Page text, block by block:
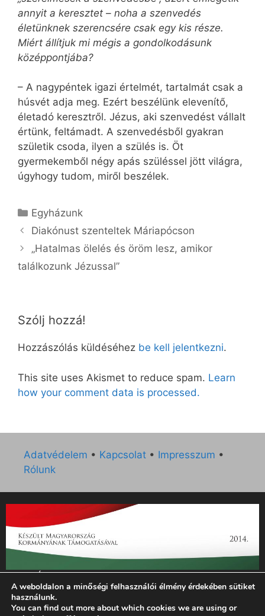
annyit a keresztet – noha a szenvedés
életünknek szerencsére csak egy kis része.
Miért állítjuk mi mégis a gondolkodásunk
középpontjába?
– A nagypéntek igazi értelmét, tartalmát csak a
húsvét adja meg. Ezért beszélünk elevenítő,
életadó keresztről. Jézus, aki szenvedést vállalt
értünk, feltámadt. A szenvedésből gyakran
születik csoda, ilyen a szülés is. Öt
gyermekemből négy apás szüléssel jött világra,
úgyhogy tudom, miről beszélek.
Kategória
Egyházunk
Diakónust szenteltek Máriapócson
„Hatalmas ölelés és öröm lesz, amikor
találkozunk Jézussal”
Szólj hozzá!
Hozzászólás küldéséhez be kell jelentkezni.
This site uses Akismet to reduce spam. Learn
how your comment data is processed.
Adatvédelem • Kapcsolat • Impresszum •
Rólunk
„Az Új Ember katolikus hetilap 2014. évi működésének
támogatását az EGYH-KCP-14-P-0121 sz. támogatási
szerződés keretében 3 000 000 Ft összegben támogatta az
A weboldalon a minőségi felhasználói élmény érdekében sütiket
használunk.
You can find out more about which cookies we are using or